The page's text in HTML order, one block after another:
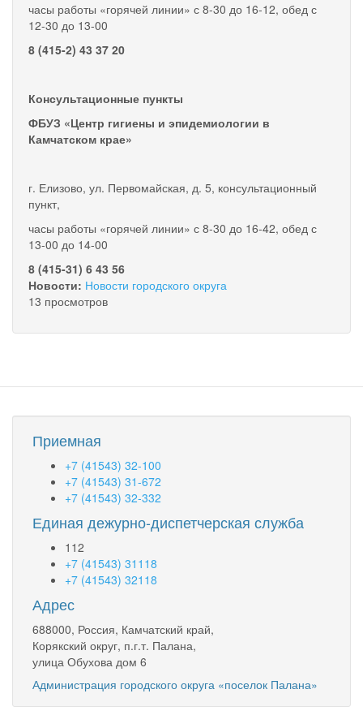
часы работы «горячей линии» с 8-30 до 16-12, обед с
12-30 до 13-00
8 (415-2) 43 37 20
Консультационные пункты
ФБУЗ «Центр гигиены и эпидемиологии в
Камчатском крае»
г. Елизово, ул. Первомайская, д. 5, консультационный
пункт,
часы работы «горячей линии» с 8-30 до 16-42, обед с
13-00 до 14-00
8 (415-31) 6 43 56
Новости: Новости городского округа
13 просмотров
Приемная
+7 (41543) 32-100
+7 (41543) 31-672
+7 (41543) 32-332
Единая дежурно-диспетчерская служба
112
+7 (41543) 31118
+7 (41543) 32118
Адрес
688000, Россия, Камчатский край,
Корякский округ, п.г.т. Палана,
улица Обухова дом 6
Администрация городского округа «поселок Палана»